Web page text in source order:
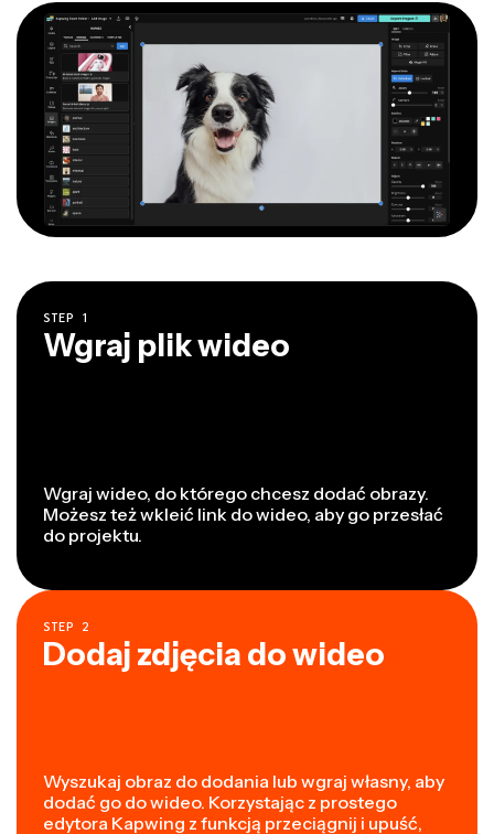
STEP 1
Wgraj plik wideo
Wgraj wideo, do którego chcesz dodać obrazy.
Możesz też wkleić link do wideo, aby go przesłać
do projektu.
STEP 2
Dodaj zdjęcia do wideo
Wyszukaj obraz do dodania lub wgraj własny, aby
dodać go do wideo. Korzystając z prostego
edytora Kapwing z funkcją przeciągnij i upuść,